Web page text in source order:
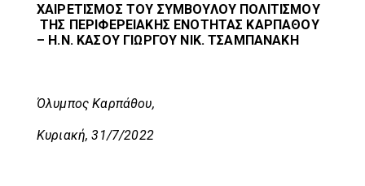
ΧΑΙΡΕΤΙΣΜΟΣ ΤΟΥ ΣΥΜΒΟΥΛΟΥ ΠΟΛΙΤΙΣΜΟΥ
ΤΗΣ ΠΕΡΙΦΕΡΕΙΑΚΗΣ ΕΝΟΤΗΤΑΣ ΚΑΡΠΑΘΟΥ
– Η.Ν. ΚΑΣΟΥ ΓΙΩΡΓΟΥ ΝΙΚ. ΤΣΑΜΠΑΝΑΚΗ
Όλυμπος Καρπάθου,
Κυριακή, 31/7/2022